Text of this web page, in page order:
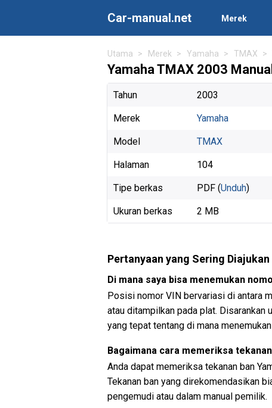
Car-manual.net Merek
Utama Merek Yamaha TMAX
Yamaha TMAX 2003
Tahun 2003
Merek Yamaha
Model TMAX
Halaman 104
Tipe berkas PDF (Unduh)
Ukuran berkas 2 MB
Pertanyaan yang Sering Diajukan
Di mana saya bisa menemukan
Posisi nomor VIN bervariasi di antara
atau ditampilkan pada plat. Disarankan
yang tepat tentang di mana
Bagaimana cara memeriksa
Anda dapat memeriksa tekanan ban
Tekanan ban yang direkomendasikan
pengemudi atau dalam manual pemilik.